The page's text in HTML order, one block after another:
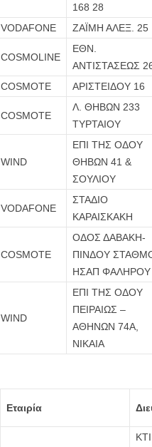
168 28
VODAFONE ΖΑΪΜΗ ΑΛΕΞ. 25
COSMOLINE
ΕΘΝ.
ΑΝΤΙΣΤΑΣΕΩΣ
COSMOTE ΑΡΙΣΤΕΙΔΟΥ 16
COSMOTE
Λ. ΘΗΒΩΝ 233
ΤΥΡΤΑΙΟΥ
WIND
ΕΠΙ ΤΗΣ ΟΔΟΥ
ΘΗΒΩΝ 41 &
ΣΟΥΛΙΟΥ
VODAFONE
ΣΤΑΔΙΟ
ΚΑΡΑΙΣΚΑΚΗ
COSMOTE
ΟΔΟΣ ΔΑΒΑΚΗ-
ΠΙΝΔΟΥ
ΗΣΑΠ ΦΑΛΗΡΟΥ
WIND
ΕΠΙ ΤΗΣ ΟΔΟΥ
ΠΕΙΡΑΙΩΣ –
ΑΘΗΝΩΝ 74Α,
ΝΙΚΑΙΑ
Εταιρία